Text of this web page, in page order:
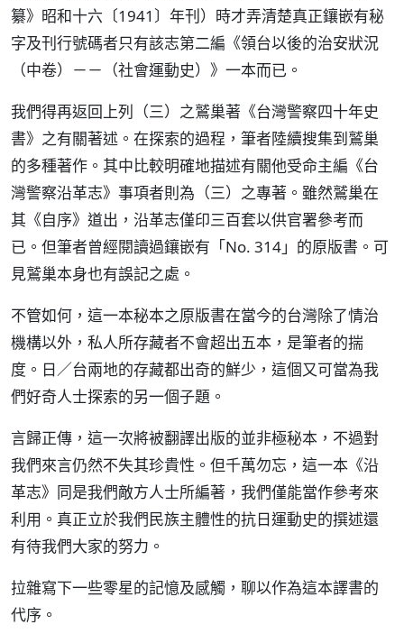
纂》昭和十六〔1941〕年刊）時才弄清楚真正鑲嵌有秘
字及刊行號碼者只有該志第二編《領台以後的治安狀況
（中卷）－－（社會運動史）》一本而已。
我們得再返回上列（三）之鷲巢著《台灣警察四十年史
書》之有關著述。在探索的過程，筆者陸續搜集到鷲巢
的多種著作。其中比較明確地描述有關他受命主編《台
灣警察沿革志》事項者則為（三）之專著。雖然鷲巢在
其《自序》道出，沿革志僅印三百套以供官署參考而
已。但筆者曾經閱讀過鑲嵌有「No. 314」的原版書。可
見鷲巢本身也有誤記之處。
不管如何，這一本秘本之原版書在當今的台灣除了情治
機構以外，私人所存藏者不會超出五本，是筆者的揣
度。日／台兩地的存藏都出奇的鮮少，這個又可當為我
們好奇人士探索的另一個子題。
言歸正傳，這一次將被翻譯出版的並非極秘本，不過對
我們來言仍然不失其珍貴性。但千萬勿忘，這一本《沿
革志》同是我們敵方人士所編著，我們僅能當作參考來
利用。真正立於我們民族主體性的抗日運動史的撰述還
有待我們大家的努力。
拉雜寫下一些零星的記憶及感觸，聊以作為這本譯書的
代序。